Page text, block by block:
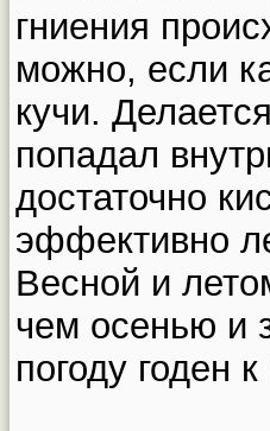
гниения
можно, если
кучи.
попадал
достаточно
эффективно
Весной и
чем осенью и
погоду годен